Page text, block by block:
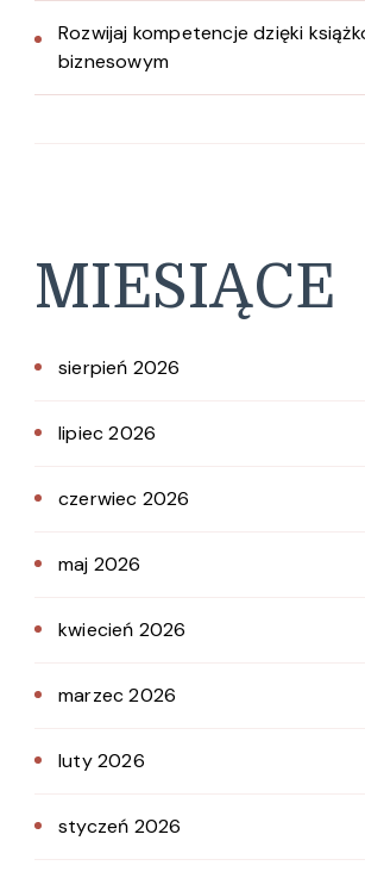
Rozwijaj kompetencje dzięki
biznesowym
MIESIĄCE
sierpień 2026
lipiec 2026
czerwiec 2026
maj 2026
kwiecień 2026
marzec 2026
luty 2026
styczeń 2026